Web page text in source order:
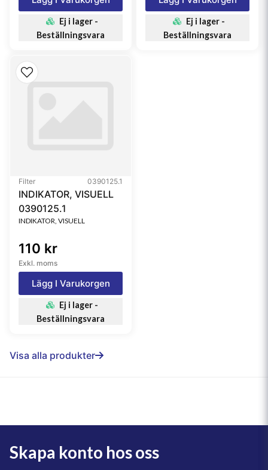
Ej i lager -
Beställningsvara
Ej i lager -
Beställningsvara
Filter 0390125.1
INDIKATOR, VISUELL
0390125.1
INDIKATOR, VISUELL
110 kr
Exkl. moms
Lägg I Varukorgen
Ej i lager -
Beställningsvara
Visa alla produkter
Skapa konto hos oss